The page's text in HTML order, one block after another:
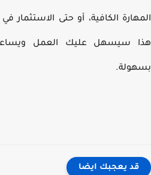
الكافية، أو حتى الاستثمار
سيسهل عليك العمل ويساعدك
قد يعجبك ايضا